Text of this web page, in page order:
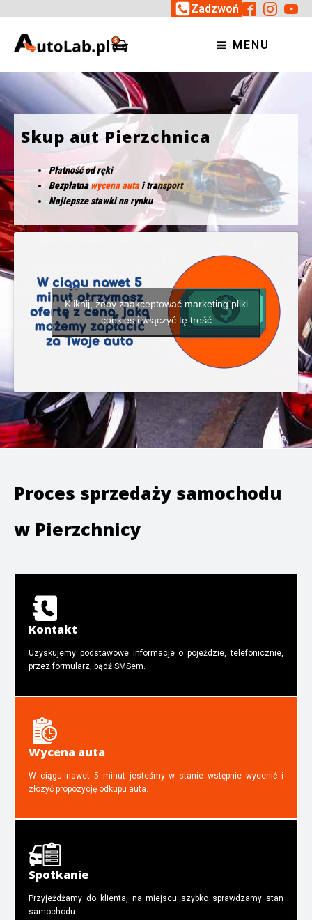
Zadzwoń
MENU
Skup aut Pierzchnica
Płatność od ręki
Bezpłatnawycena autai transport
Najlepsze stawki na rynku
Kliknij, żeby zaakceptować marketing pliki
cookies i włączyć tę treść
Proces sprzedaży samochodu
w Pierzchnicy
Kontakt
Uzyskujemy podstawowe informacje o pojeździe, telefonicznie,
przez formularz, bądź SMSem.
Wycena auta
W ciągu nawet 5 minut jesteśmy w stanie wstępnie wycenić i
złozyć propozycję odkupu auta.
Spotkanie
Przyjeżdżamy do klienta, na miejscu szybko sprawdzamy stan
samochodu.